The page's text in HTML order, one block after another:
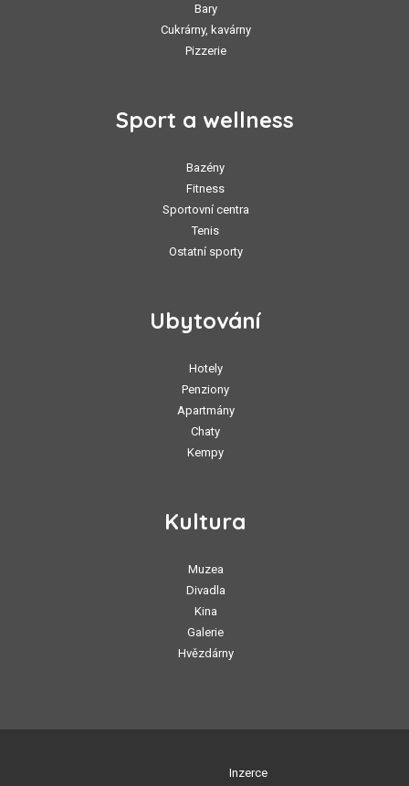
Bary
Cukrárny, kavárny
Pizzerie
Sport a wellness
Bazény
Fitness
Sportovní centra
Tenis
Ostatní sporty
Ubytování
Hotely
Penziony
Apartmány
Chaty
Kempy
Kultura
Muzea
Divadla
Kina
Galerie
Hvězdárny
Inzerce